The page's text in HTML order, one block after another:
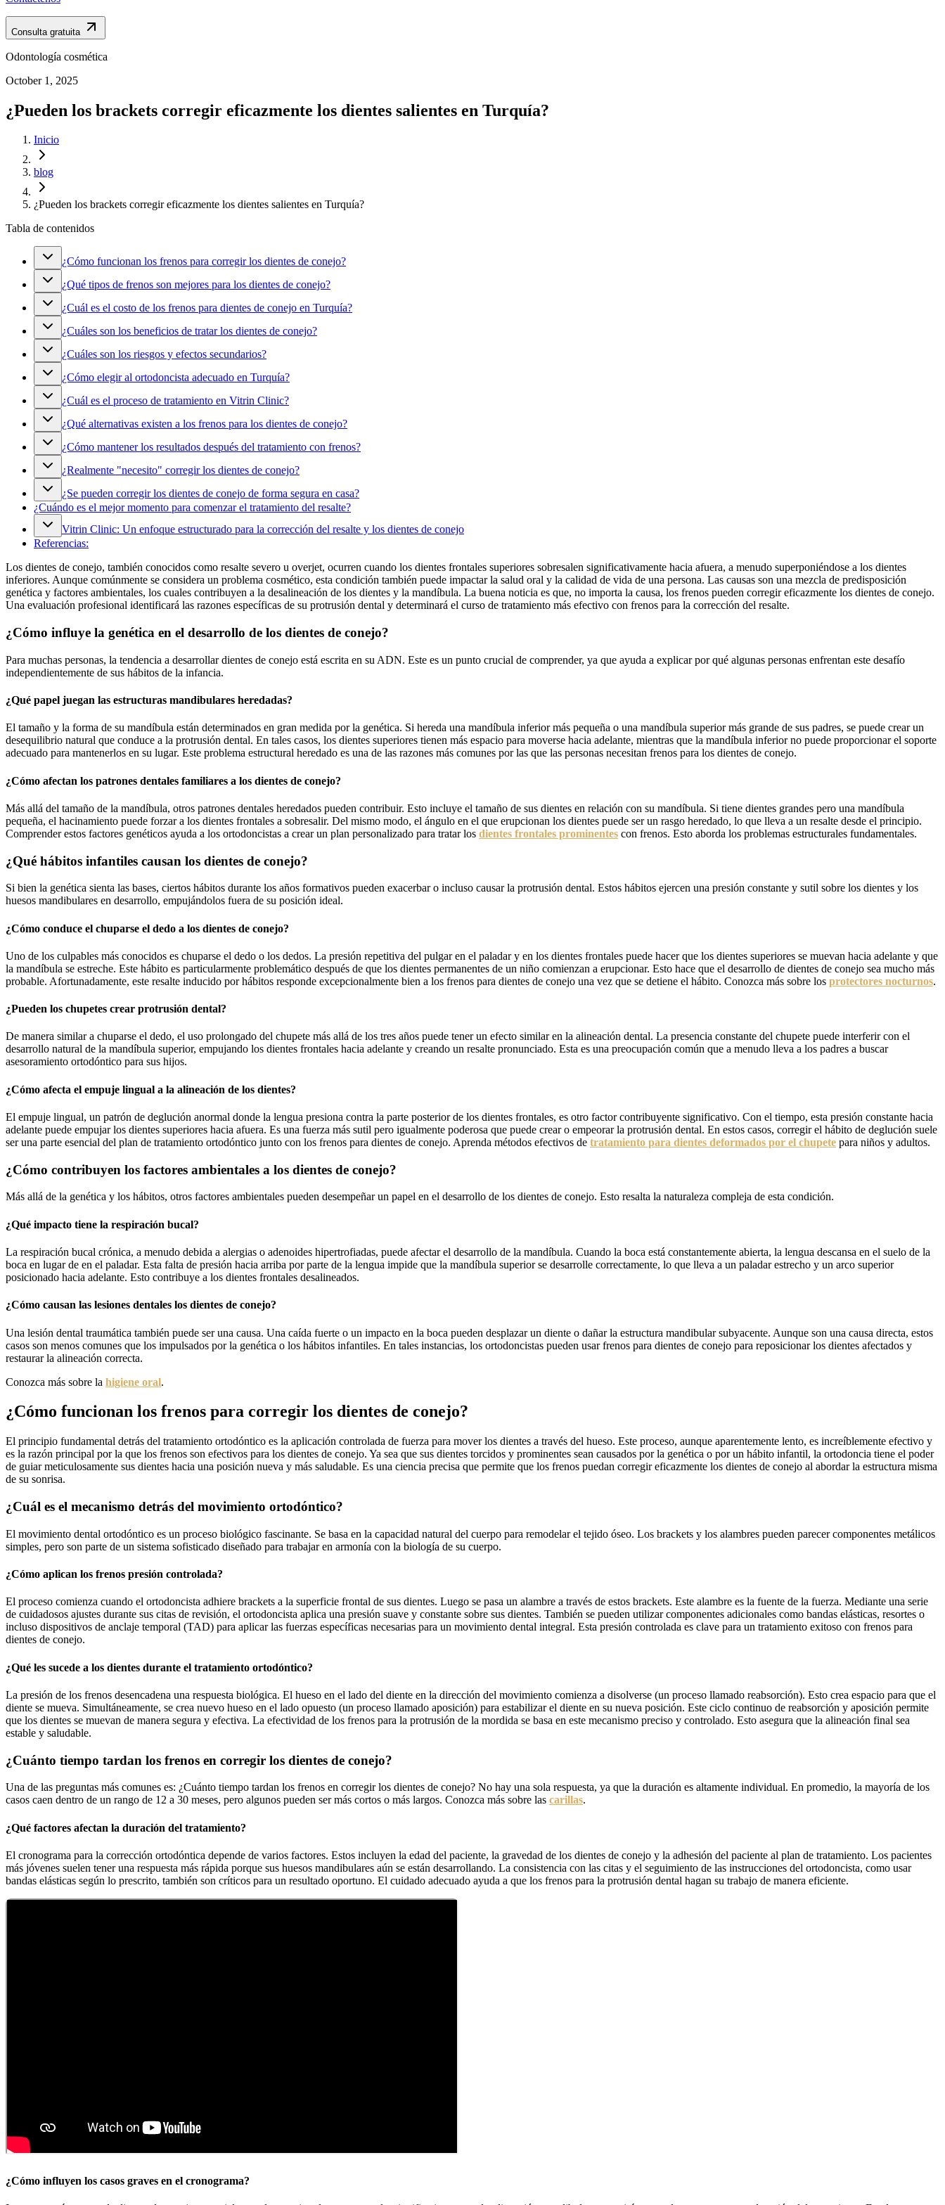
Consulta gratuita
Odontología cosmética
October 1, 2025
¿Pueden los brackets corregir eficazmente los dientes salientes en Turquía?
Inicio
blog
¿Pueden los brackets corregir eficazmente los dientes salientes en Turquía?
Tabla de contenidos
¿Cómo funcionan los frenos para corregir los dientes de conejo?
¿Qué tipos de frenos son mejores para los dientes de conejo?
¿Cuál es el costo de los frenos para dientes de conejo en Turquía?
¿Cuáles son los beneficios de tratar los dientes de conejo?
¿Cuáles son los riesgos y efectos secundarios?
¿Cómo elegir al ortodoncista adecuado en Turquía?
¿Cuál es el proceso de tratamiento en Vitrin Clinic?
¿Qué alternativas existen a los frenos para los dientes de conejo?
¿Cómo mantener los resultados después del tratamiento con frenos?
¿Realmente "necesito" corregir los dientes de conejo?
¿Se pueden corregir los dientes de conejo de forma segura en casa?
¿Cuándo es el mejor momento para comenzar el tratamiento del resalte?
Vitrin Clinic: Un enfoque estructurado para la corrección del resalte y los dientes de conejo
Referencias:
Los dientes de conejo, también conocidos como resalte severo u overjet, ocurren cuando los dientes frontales superiores sobresalen significativamente hacia afuera, a menudo superponiéndose a los dientes
inferiores. Aunque comúnmente se considera un problema cosmético, esta condición también puede impactar la salud oral y la calidad de vida de una persona. Las causas son una mezcla de predisposición
genética y factores ambientales, los cuales contribuyen a la desalineación de los dientes y la mandíbula. La buena noticia es que, no importa la causa, los frenos pueden corregir eficazmente los dientes de conejo.
Una evaluación profesional identificará las razones específicas de su protrusión dental y determinará el curso de tratamiento más efectivo con frenos para la corrección del resalte.
¿Cómo influye la genética en el desarrollo de los dientes de conejo?
Para muchas personas, la tendencia a desarrollar dientes de conejo está escrita en su ADN. Este es un punto crucial de comprender, ya que ayuda a explicar por qué algunas personas enfrentan este desafío
independientemente de sus hábitos de la infancia.
¿Qué papel juegan las estructuras mandibulares heredadas?
El tamaño y la forma de su mandíbula están determinados en gran medida por la genética. Si hereda una mandíbula inferior más pequeña o una mandíbula superior más grande de sus padres, se puede crear un
desequilibrio natural que conduce a la protrusión dental. En tales casos, los dientes superiores tienen más espacio para moverse hacia adelante, mientras que la mandíbula inferior no puede proporcionar el soporte
adecuado para mantenerlos en su lugar. Este problema estructural heredado es una de las razones más comunes por las que las personas necesitan frenos para los dientes de conejo.
¿Cómo afectan los patrones dentales familiares a los dientes de conejo?
Más allá del tamaño de la mandíbula, otros patrones dentales heredados pueden contribuir. Esto incluye el tamaño de sus dientes en relación con su mandíbula. Si tiene dientes grandes pero una mandíbula
pequeña, el hacinamiento puede forzar a los dientes frontales a sobresalir. Del mismo modo, el ángulo en el que erupcionan los dientes puede ser un rasgo heredado, lo que lleva a un resalte desde el principio.
Comprender estos factores genéticos ayuda a los ortodoncistas a crear un plan personalizado para tratar los dientes frontales prominentes con frenos. Esto aborda los problemas estructurales fundamentales.
¿Qué hábitos infantiles causan los dientes de conejo?
Si bien la genética sienta las bases, ciertos hábitos durante los años formativos pueden exacerbar o incluso causar la protrusión dental. Estos hábitos ejercen una presión constante y sutil sobre los dientes y los
huesos mandibulares en desarrollo, empujándolos fuera de su posición ideal.
¿Cómo conduce el chuparse el dedo a los dientes de conejo?
Uno de los culpables más conocidos es chuparse el dedo o los dedos. La presión repetitiva del pulgar en el paladar y en los dientes frontales puede hacer que los dientes superiores se muevan hacia adelante y que
la mandíbula se estreche. Este hábito es particularmente problemático después de que los dientes permanentes de un niño comienzan a erupcionar. Esto hace que el desarrollo de dientes de conejo sea mucho más
probable. Afortunadamente, este resalte inducido por hábitos responde excepcionalmente bien a los frenos para dientes de conejo una vez que se detiene el hábito. Conozca más sobre los protectores nocturnos.
¿Pueden los chupetes crear protrusión dental?
De manera similar a chuparse el dedo, el uso prolongado del chupete más allá de los tres años puede tener un efecto similar en la alineación dental. La presencia constante del chupete puede interferir con el
desarrollo natural de la mandíbula superior, empujando los dientes frontales hacia adelante y creando un resalte pronunciado. Esta es una preocupación común que a menudo lleva a los padres a buscar
asesoramiento ortodóntico para sus hijos.
¿Cómo afecta el empuje lingual a la alineación de los dientes?
El empuje lingual, un patrón de deglución anormal donde la lengua presiona contra la parte posterior de los dientes frontales, es otro factor contribuyente significativo. Con el tiempo, esta presión constante hacia
adelante puede empujar los dientes superiores hacia afuera. Es una fuerza más sutil pero igualmente poderosa que puede crear o empeorar la protrusión dental. En estos casos, corregir el hábito de deglución suele
ser una parte esencial del plan de tratamiento ortodóntico junto con los frenos para dientes de conejo. Aprenda métodos efectivos de tratamiento para dientes deformados por el chupete para niños y adultos.
¿Cómo contribuyen los factores ambientales a los dientes de conejo?
Más allá de la genética y los hábitos, otros factores ambientales pueden desempeñar un papel en el desarrollo de los dientes de conejo. Esto resalta la naturaleza compleja de esta condición.
¿Qué impacto tiene la respiración bucal?
La respiración bucal crónica, a menudo debida a alergias o adenoides hipertrofiadas, puede afectar el desarrollo de la mandíbula. Cuando la boca está constantemente abierta, la lengua descansa en el suelo de la
boca en lugar de en el paladar. Esta falta de presión hacia arriba por parte de la lengua impide que la mandíbula superior se desarrolle correctamente, lo que lleva a un paladar estrecho y un arco superior
posicionado hacia adelante. Esto contribuye a los dientes frontales desalineados.
¿Cómo causan las lesiones dentales los dientes de conejo?
Una lesión dental traumática también puede ser una causa. Una caída fuerte o un impacto en la boca pueden desplazar un diente o dañar la estructura mandibular subyacente. Aunque son una causa directa, estos
casos son menos comunes que los impulsados por la genética o los hábitos infantiles. En tales instancias, los ortodoncistas pueden usar frenos para dientes de conejo para reposicionar los dientes afectados y
restaurar la alineación correcta.
Conozca más sobre la higiene oral.
¿Cómo funcionan los frenos para corregir los dientes de conejo?
El principio fundamental detrás del tratamiento ortodóntico es la aplicación controlada de fuerza para mover los dientes a través del hueso. Este proceso, aunque aparentemente lento, es increíblemente efectivo y
es la razón principal por la que los frenos son efectivos para los dientes de conejo. Ya sea que sus dientes torcidos y prominentes sean causados por la genética o por un hábito infantil, la ortodoncia tiene el poder
de guiar meticulosamente sus dientes hacia una posición nueva y más saludable. Es una ciencia precisa que permite que los frenos puedan corregir eficazmente los dientes de conejo al abordar la estructura misma
de su sonrisa.
¿Cuál es el mecanismo detrás del movimiento ortodóntico?
El movimiento dental ortodóntico es un proceso biológico fascinante. Se basa en la capacidad natural del cuerpo para remodelar el tejido óseo. Los brackets y los alambres pueden parecer componentes metálicos
simples, pero son parte de un sistema sofisticado diseñado para trabajar en armonía con la biología de su cuerpo.
¿Cómo aplican los frenos presión controlada?
El proceso comienza cuando el ortodoncista adhiere brackets a la superficie frontal de sus dientes. Luego se pasa un alambre a través de estos brackets. Este alambre es la fuente de la fuerza. Mediante una serie
de cuidadosos ajustes durante sus citas de revisión, el ortodoncista aplica una presión suave y constante sobre sus dientes. También se pueden utilizar componentes adicionales como bandas elásticas, resortes o
incluso dispositivos de anclaje temporal (TAD) para aplicar las fuerzas específicas necesarias para un movimiento dental integral. Esta presión controlada es clave para un tratamiento exitoso con frenos para
dientes de conejo.
¿Qué les sucede a los dientes durante el tratamiento ortodóntico?
La presión de los frenos desencadena una respuesta biológica. El hueso en el lado del diente en la dirección del movimiento comienza a disolverse (un proceso llamado reabsorción). Esto crea espacio para que el
diente se mueva. Simultáneamente, se crea nuevo hueso en el lado opuesto (un proceso llamado aposición) para estabilizar el diente en su nueva posición. Este ciclo continuo de reabsorción y aposición permite
que los dientes se muevan de manera segura y efectiva. La efectividad de los frenos para la protrusión de la mordida se basa en este mecanismo preciso y controlado. Esto asegura que la alineación final sea
estable y saludable.
¿Cuánto tiempo tardan los frenos en corregir los dientes de conejo?
Una de las preguntas más comunes es: ¿Cuánto tiempo tardan los frenos en corregir los dientes de conejo? No hay una sola respuesta, ya que la duración es altamente individual. En promedio, la mayoría de los
casos caen dentro de un rango de 12 a 30 meses, pero algunos pueden ser más cortos o más largos. Conozca más sobre las carillas.
¿Qué factores afectan la duración del tratamiento?
El cronograma para la corrección ortodóntica depende de varios factores. Estos incluyen la edad del paciente, la gravedad de los dientes de conejo y la adhesión del paciente al plan de tratamiento. Los pacientes
más jóvenes suelen tener una respuesta más rápida porque sus huesos mandibulares aún se están desarrollando. La consistencia con las citas y el seguimiento de las instrucciones del ortodoncista, como usar
bandas elásticas según lo prescrito, también son críticos para un resultado oportuno. El cuidado adecuado ayuda a que los frenos para la protrusión dental hagan su trabajo de manera eficiente.
¿Cómo influyen los casos graves en el cronograma?